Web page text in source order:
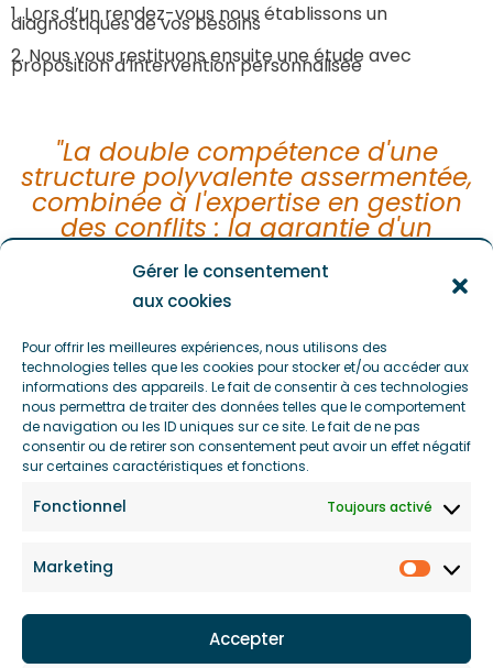
Gérer le consentement
aux cookies
Pour offrir les meilleures expériences, nous utilisons des
technologies telles que les cookies pour stocker et/ou accéder aux
informations des appareils. Le fait de consentir à ces technologies
nous permettra de traiter des données telles que le comportement
de navigation ou les ID uniques sur ce site. Le fait de ne pas
consentir ou de retirer son consentement peut avoir un effet négatif
sur certaines caractéristiques et fonctions.
Fonctionnel Toujours activé
Marketing
Accepter
1.Lors d’un rendez-vous nous établissons un
diagnostiques de vos besoins
2. Nous vous restituons ensuite une étude avec
proposition d’intervention personnalisée
"La double compétence d'une
structure polyvalente assermentée,
combinée à l'expertise en gestion
des conflits : la garantie d'un
Prendre rendez-vous pour un
diagnostique gratuit